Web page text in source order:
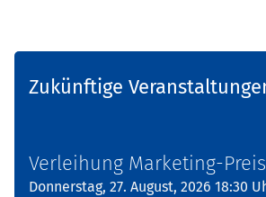
Zukünftige
Verleihung Marketing-
Donnerstag, 27. August, 2026 18:30